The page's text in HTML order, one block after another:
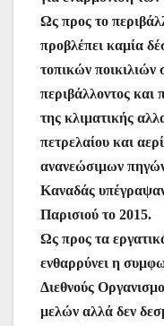
Ως προς το
προβλέπει καμία
τοπικών
περιβάλλοντος και
της κλιματικής
πετρελαίου και
ανανεώσιμων
Καναδάς
Παρισιού το 2015.
Ως προς τα
ενθαρρύνει η
Διεθνούς
μελών αλλά δεν